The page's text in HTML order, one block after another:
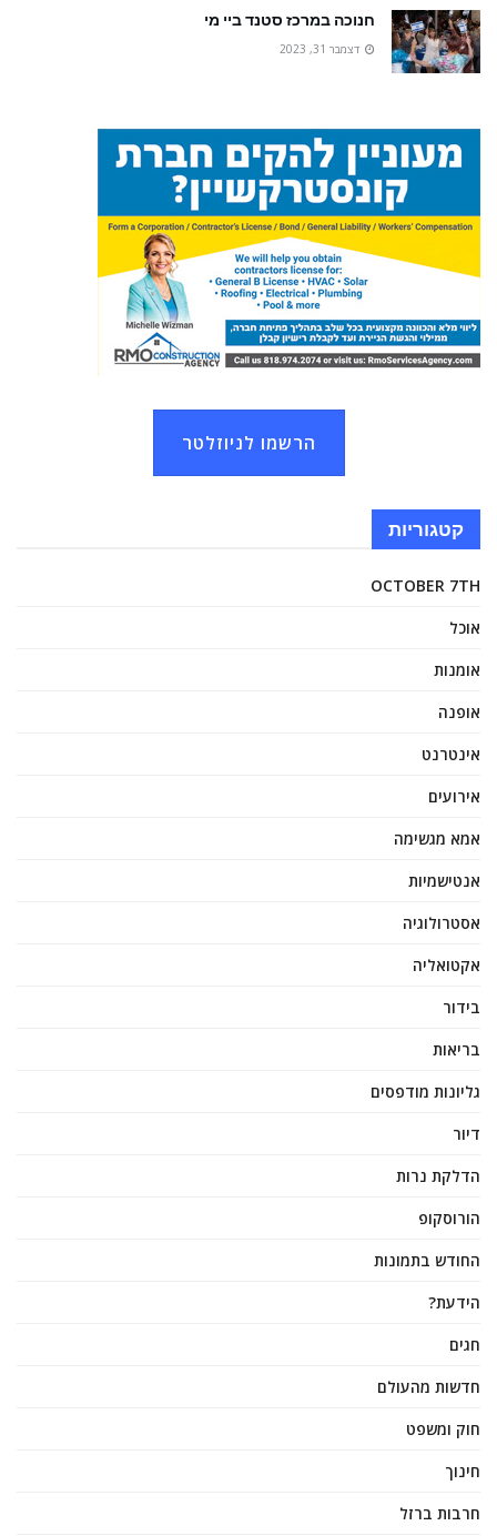
חנוכה במרכז סטנד ביי מי
דצמבר 31, 2023
הרשמו לניוזלטר
קטגוריות
OCTOBER 7TH
אוכל
אומנות
אופנה
אינטרנט
אירועים
אמא מגשימה
אנטישמיות
אסטרולוגיה
אקטואליה
בידור
בריאות
גליונות מודפסים
דיור
הדלקת נרות
הורוסקופ
החודש בתמונות
הידעת?
חגים
חדשות מהעולם
חוק ומשפט
חינוך
חרבות ברזל